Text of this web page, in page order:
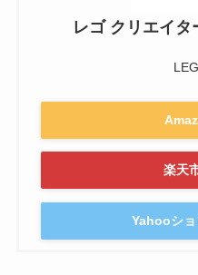
レゴ クリエイ
楽天
Yahooシ